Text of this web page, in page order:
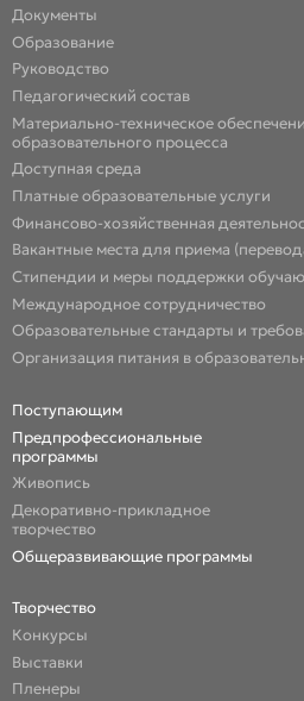
Документы
Образование
Руководство
Педагогический состав
Материально-техническое
образовательного процесса
Доступная среда
Платные образовательные услуги
Финансово-хозяйственная
Вакантные места для приема
Стипендии и меры поддержки
Международное сотрудничество
Образовательные стандарты и
Организация питания в
Поступающим
Предпрофессиональные
программы
Живопись
Декоративно-прикладное
творчество
Общеразвивающие программы
Творчество
Конкурсы
Выставки
Пленеры